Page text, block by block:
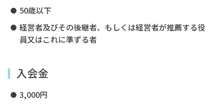
3105 FAX:0827-53-6311
Mail:otakecci@orange.ocn.ne.jp
50歳以下
経営者及びその後継者、もしくは経営者が推薦する役
員又はこれに準ずる者
入会金
3,000円